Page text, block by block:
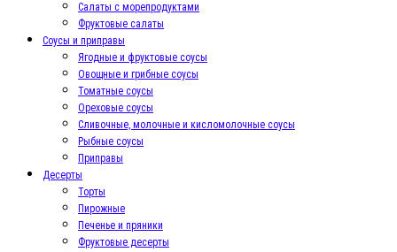
Салаты с морепродуктами
Фруктовые салаты
Соусы и приправы
Ягодные и фруктовые соусы
Овощные и грибные соусы
Томатные соусы
Ореховые соусы
Сливочные, молочные и кисломолочные соусы
Рыбные соусы
Приправы
Десерты
Торты
Пирожные
Печенье и пряники
Фруктовые десерты